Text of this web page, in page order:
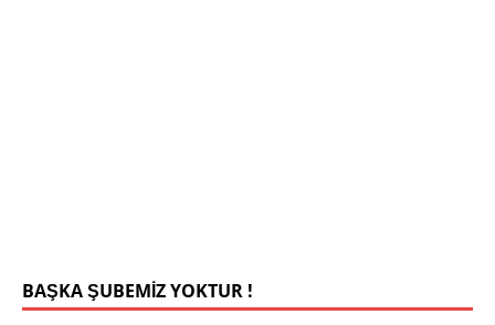
BAŞKA ŞUBEMİZ YOKTUR !